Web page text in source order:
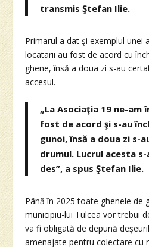
transmis Ştefan Ilie.
Primarul a dat şi exemplul unei
locatarii au fost de acord cu
ghene, însă a doua zi s-au
accesul.
„La Asociaţia 19 ne-am
fost de acord şi s-au
gunoi, însă a doua zi s-
drumul. Lucrul acesta
des”, a spus Ştefan Ilie.
Până în 2025 toate ghenele de
municipiu-lui Tulcea vor trebui
va fi obligată de depună
amenajate pentru colectare cu